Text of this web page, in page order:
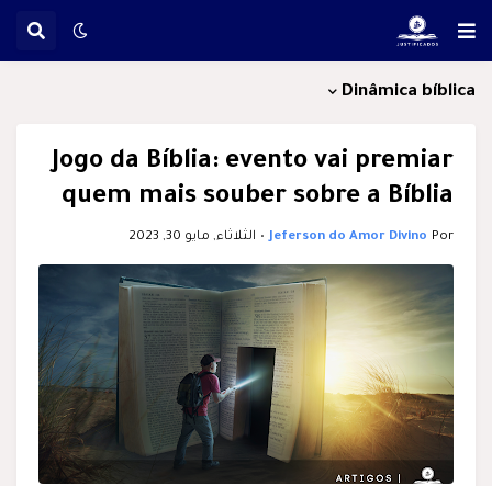
Dinâmica bíblica
Jogo da Bíblia: evento vai premiar
quem mais souber sobre a Bíblia
Por
Jeferson do Amor Divino
• الثلاثاء, مايو 30, 2023